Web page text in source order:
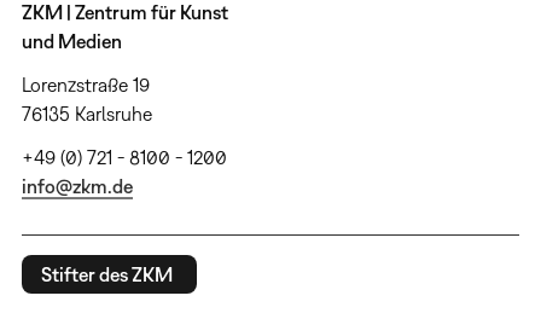
ZKM | Zentrum für Kunst
und Medien
Lorenzstraße 19
76135 Karlsruhe
+49 (0) 721 - 8100 - 1200
info@zkm.de
Stifter des ZKM